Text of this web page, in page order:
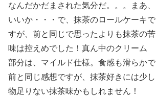
なんだかだまされた気分だ。。。まあ、
いいか・・・で、抹茶のロールケーキで
すが、前と同じで思ったよりも抹茶の苦
味は控えめでした！真ん中のクリーム
部分は、マイルド仕様。食感も滑らかで
前と同じ感想ですが、抹茶好きには少し
物足りない抹茶味かもしれません！